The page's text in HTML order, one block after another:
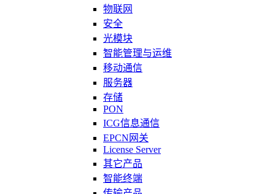
物联网
安全
光模块
智能管理与运维
移动通信
服务器
存储
PON
ICG信息通信
EPCN网关
License Server
其它产品
智能终端